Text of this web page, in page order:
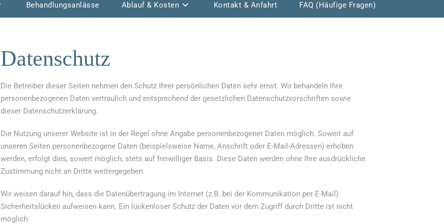
Behandlungsanlässe Ablauf & Kosten Kontakt & Anfahrt FAQ (Häufige Fragen)
Datenschutz
Die Betreiber dieser Seiten nehmen den Schutz Ihrer persönlichen Daten sehr ernst. Wir behandeln Ihre
personenbezogenen Daten vertraulich und entsprechend der gesetzlichen Datenschutzvorschriften sowie
dieser Datenschutzerklärung.
Die Nutzung unserer Website ist in der Regel ohne Angabe personenbezogener Daten möglich. Soweit auf
unseren Seiten personenbezogene Daten (beispielsweise Name, Anschrift oder E-Mail-Adressen) erhoben
werden, erfolgt dies, soweit möglich, stets auf freiwilliger Basis. Diese Daten werden ohne Ihre ausdrückliche
Zustimmung nicht an Dritte weitergegeben.
Wir weisen darauf hin, dass die Datenübertragung im Internet (z.B. bei der Kommunikation per E-Mail)
Sicherheitslücken aufweisen kann. Ein lückenloser Schutz der Daten vor dem Zugriff durch Dritte ist nicht
möglich.